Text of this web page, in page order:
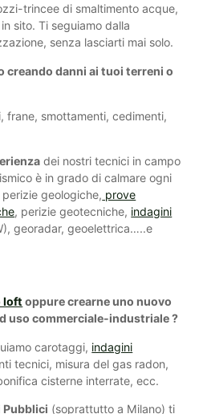
trincee di smaltimento acque,
sito. Ti seguiamo dalla
senza lasciarti mai solo.
creando danni ai tuoi terreni o
frane, smottamenti, cedimenti,
dei nostri tecnici in campo
è in grado di calmare ogni
perizie geologiche, prove
, perizie geotecniche, indagini
georadar, geoelettrica…..e
loft oppure crearne uno nuovo
uso commerciale-industriale ?
carotaggi, indagini
tecnici, misura del gas radon,
cisterne interrate, ecc.
Pubblici (soprattutto a Milano) ti